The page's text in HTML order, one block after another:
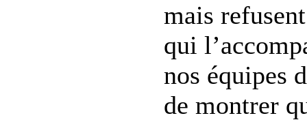
mais
qui
nos équipes
de montrer